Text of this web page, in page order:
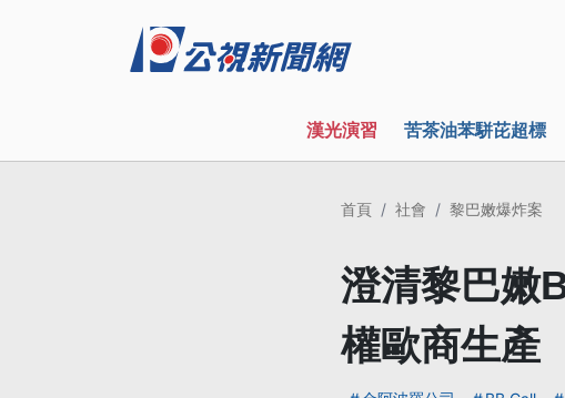
漢光演習 苦茶油苯駢芘超標
首頁 社會 黎巴嫩爆炸案
澄清黎巴嫩
權歐商生產